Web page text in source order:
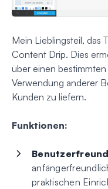
Mein Lieblingsteil, das
Content Drip. Dies
über einen
Verwendung anderer
Kunden zu liefern.
Funktionen:
praktischen